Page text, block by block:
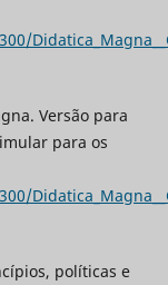
Versão para
para os
políticas e